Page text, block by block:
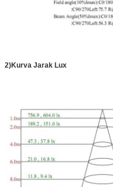
2)Kurva Jarak Lux